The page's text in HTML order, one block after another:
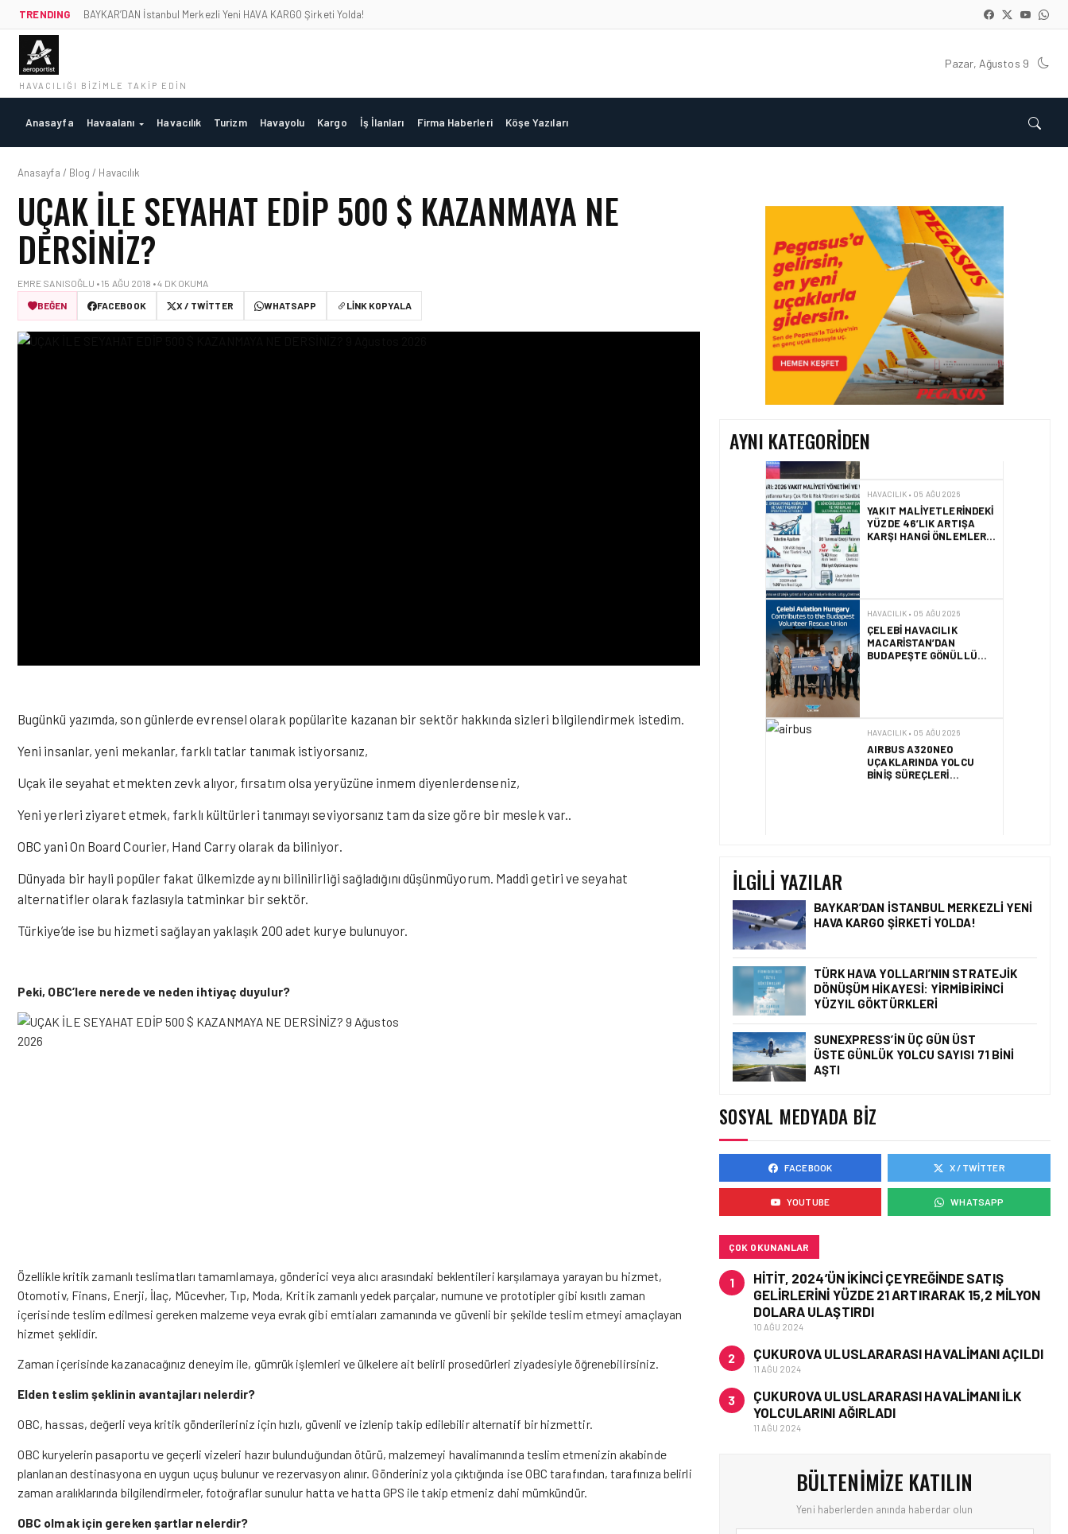
TRENDING BAYKAR’DAN İstanbul Merkezli Yeni HAVA KARGO Şirketi Yolda!
HAVACILIĞI BIZIMLE TAKIP EDIN
Pazar, Ağustos 9
Anasayfa Havaalanı Havacılık Turizm Havayolu Kargo İş İlanları Firma Haberleri Köşe Yazıları
Anasayfa / Blog / Havacılık
UÇAK ILE SEYAHAT EDIP 500 $ KAZANMAYA NE
DERSINIZ?
EMRE SANISOĞLU • 15 AĞU 2018 • 4 DK OKUMA
BEĞEN
FACEBOOK X / TWITTER WHATSAPP LINK KOPYALA
Bugünkü yazımda, son günlerde evrensel olarak popülarite kazanan bir sektör hakkında sizleri bilgilendirmek istedim.
Yeni insanlar, yeni mekanlar, farklı tatlar tanımak istiyorsanız,
Uçak ile seyahat etmekten zevk alıyor, fırsatım olsa yeryüzüne inmem diyenlerdenseniz,
Yeni yerleri ziyaret etmek, farklı kültürleri tanımayı seviyorsanız tam da size göre bir meslek var..
OBC yani On Board Courier, Hand Carry olarak da biliniyor.
Dünyada bir hayli popüler fakat ülkemizde aynı bilinilirliği sağladığını düşünmüyorum. Maddi getiri ve seyahat
alternatifler olarak fazlasıyla tatminkar bir sektör.
Türkiye’de ise bu hizmeti sağlayan yaklaşık 200 adet kurye bulunuyor.
Peki, OBC’lere nerede ve neden ihtiyaç duyulur?
Özellikle kritik zamanlı teslimatları tamamlamaya, gönderici veya alıcı arasındaki beklentileri karşılamaya yarayan bu hizmet,
Otomotiv, Finans, Enerji, İlaç, Mücevher, Tıp, Moda, Kritik zamanlı yedek parçalar, numune ve prototipler gibi kısıtlı zaman
içerisinde teslim edilmesi gereken malzeme veya evrak gibi emtiaları zamanında ve güvenli bir şekilde teslim etmeyi amaçlayan
hizmet şeklidir.
Zaman içerisinde kazanacağınız deneyim ile, gümrük işlemleri ve ülkelere ait belirli prosedürleri ziyadesiyle öğrenebilirsiniz.
Elden teslim şeklinin avantajları nelerdir?
OBC, hassas, değerli veya kritik gönderileriniz için hızlı, güvenli ve izlenip takip edilebilir alternatif bir hizmettir.
OBC kuryelerin pasaportu ve geçerli vizeleri hazır bulunduğundan ötürü, malzemeyi havalimanında teslim etmenizin akabinde
planlanan destinasyona en uygun uçuş bulunur ve rezervasyon alınır. Gönderiniz yola çıktığında ise OBC tarafından, tarafınıza belirli
zaman aralıklarında bilgilendirmeler, fotoğraflar sunulur hatta ve hatta GPS ile takip etmeniz dahi mümkündür.
OBC olmak için gereken şartlar nelerdir?
AYNI KATEGORIDEN
HAVACILIK • 08 AĞU 2026
TÜRK HAVA YOLLARI’NIN
STRATEJIK DÖNÜŞÜM
HIKAYESI: YIRMIBIRINCI
YÜZYIL GÖKTÜRKLERI
HAVACILIK • 06 AĞU 2026
HITIT BILIŞIM 500’DE
SEKTÖREL YAZILIM
BIRINCISI
YÜZDE 46’LIK ARTIŞA
ALINIYOR?
MACARISTAN’DAN
KURTARMA BIRLIĞI’NE
ANLAMLI DESTEK!
UÇAKLARINDA YOLCU
SIMÜLASYONLA TEST
EDILDI!
HIKAYESI: YIRMIBIRINCI
YÜZYIL GÖKTÜRKLERI
HAVACILIK • 06 AĞU 2026
HAVACILIK • 05 AĞU 2026
YAKIT MALIYETLERINDEKI
YÜZDE 46’LIK ARTIŞA
KARŞI HANGI ÖNLEMLER
İLGILI YAZILAR
BAYKAR’DAN İSTANBUL MERKEZLI YENI
HAVA KARGO ŞIRKETI YOLDA!
TÜRK HAVA YOLLARI’NIN STRATEJIK
DÖNÜŞÜM HIKAYESI: YIRMIBIRINCI
YÜZYIL GÖKTÜRKLERI
SUNEXPRESS’IN ÜÇ GÜN ÜST
ÜSTE GÜNLÜK YOLCU SAYISI 71 BINI
AŞTI
SOSYAL MEDYADA BIZ
FACEBOOK X / TWITTER
YOUTUBE WHATSAPP
ÇOK OKUNANLAR
1
HITIT, 2024’ÜN IKINCI ÇEYREĞINDE SATIŞ
GELIRLERINI YÜZDE 21 ARTIRARAK 15,2 MILYON
DOLARA ULAŞTIRDI
10 AĞU 2024
2 ÇUKUROVA ULUSLARARASI HAVALIMANI AÇILDI
11 AĞU 2024
3
ÇUKUROVA ULUSLARARASI HAVALIMANI İLK
YOLCULARINI AĞIRLADI
11 AĞU 2024
BÜLTENIMIZE KATILIN
Yeni haberlerden anında haberdar olun